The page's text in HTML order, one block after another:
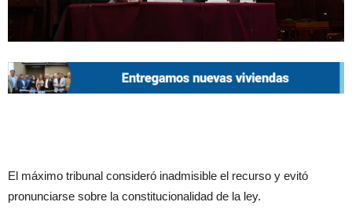
El máximo tribunal consideró inadmisible el recurso y evitó
pronunciarse sobre la constitucionalidad de la ley.